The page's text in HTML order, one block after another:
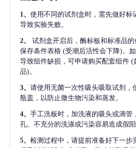
1、 使用不同的试剂盒时，需先做好标
导致实验失败。
2、
试剂盒开启后，酶标板和标准品
保存条件表格 (受潮后活性会下降)。
导致组件缺损，可申请购买配套组件 (
品)。
3、 请使用无菌一次性吸头吸取试剂，
瓶盖，以防止微生物污染和蒸发。
4、 手工洗板时，加洗液的吸头或滴管
孔。不充分的洗涤或污染容易造成假阳
5、 检测过程中，请提前准备好下一步